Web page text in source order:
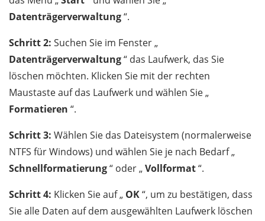
Datenträgerverwaltung“.
Schritt 2: Suchen Sie im Fenster „
Datenträgerverwaltung“ das Laufwerk, das Sie
löschen möchten. Klicken Sie mit der rechten
Maustaste auf das Laufwerk und wählen Sie „
Formatieren “.
Schritt 3: Wählen Sie das Dateisystem (normalerweise
NTFS für Windows) und wählen Sie je nach Bedarf „
Schnellformatierung“ oder „Vollformat“.
Schritt 4: Klicken Sie auf „ OK“, um zu bestätigen, dass
Sie alle Daten auf dem ausgewählten Laufwerk löschen